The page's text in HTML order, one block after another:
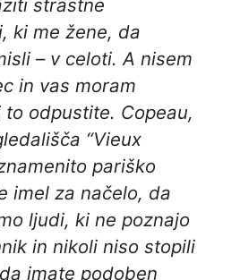
strastne
ki me žene, da
– v celoti. A nisem
in vas moram
odpustite. Copeau,
“Vieux
pariško
imel za načelo, da
ljudi, ki ne poznajo
in nikoli niso stopili
imate podoben